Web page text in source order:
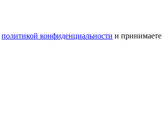
политикой конфиденциальности и принимаете